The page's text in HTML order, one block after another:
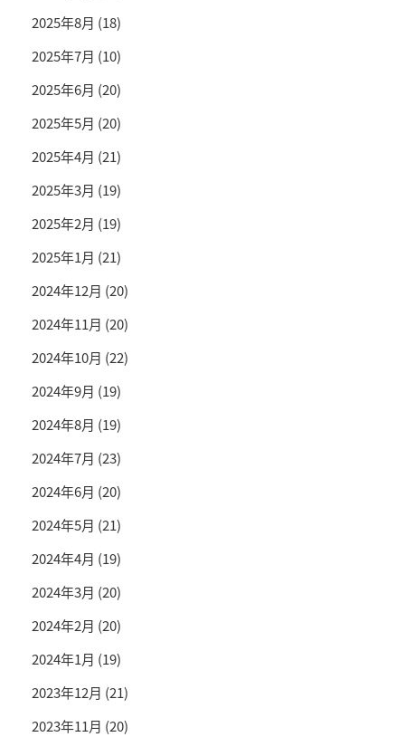
2025年8月 (18)
2025年7月 (10)
2025年6月 (20)
2025年5月 (20)
2025年4月 (21)
2025年3月 (19)
2025年2月 (19)
2025年1月 (21)
2024年12月 (20)
2024年11月 (20)
2024年10月 (22)
2024年9月 (19)
2024年8月 (19)
2024年7月 (23)
2024年6月 (20)
2024年5月 (21)
2024年4月 (19)
2024年3月 (20)
2024年2月 (20)
2024年1月 (19)
2023年12月 (21)
2023年11月 (20)